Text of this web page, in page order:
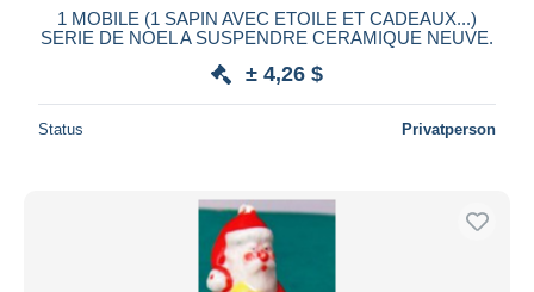
1 MOBILE (1 SAPIN AVEC ETOILE ET CADEAUX...)
SERIE DE NOEL A SUSPENDRE CERAMIQUE NEUVE.
± 4,26 $
Status Privatperson